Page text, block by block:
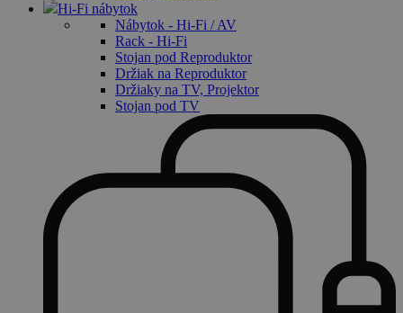
Hi-Fi nábytok
Nábytok - Hi-Fi / AV
Rack - Hi-Fi
Stojan pod Reproduktor
Držiak na Reproduktor
Držiaky na TV, Projektor
Stojan pod TV